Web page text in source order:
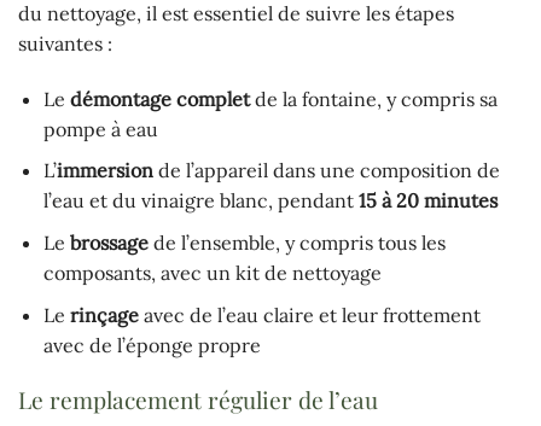
du nettoyage, il est essentiel de suivre les étapes
suivantes :
Le démontage completde la fontaine, y compris sa
pompe à eau
L’immersionde l’appareil dans une composition de
l’eau et du vinaigre blanc, pendant 15 à 20 minutes
Le brossage de l’ensemble, y compris tous les
composants, avec un kit de nettoyage
Le rinçageavec de l’eau claire et leur frottement
avec de l’éponge propre
Le remplacement régulier de l’eau